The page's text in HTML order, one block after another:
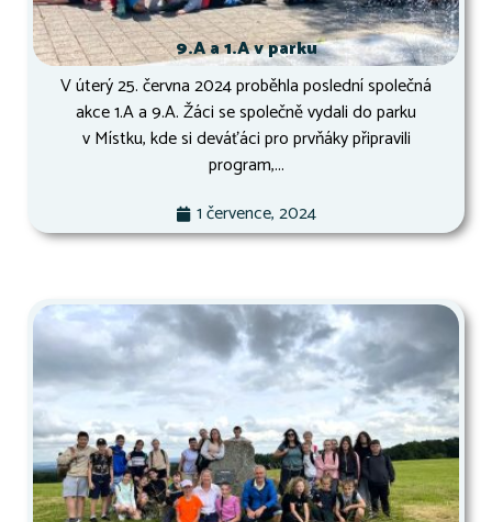
9.A a 1.A v parku
V úterý 25. června 2024 proběhla poslední společná
akce 1.A a 9.A. Žáci se společně vydali do parku
v Místku, kde si deváťáci pro prvňáky připravili
program,...
1 července, 2024